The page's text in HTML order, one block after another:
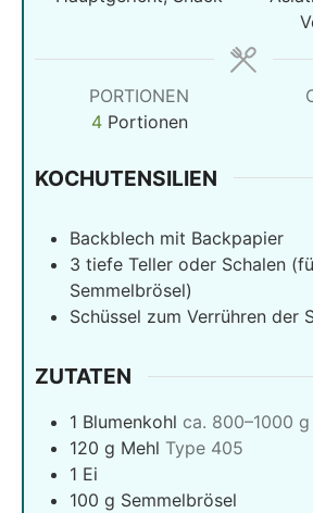
PORTIONEN
4 Portionen
KOCHUTENSILIEN
Backblech mit Backpapier
3 tiefe Teller oder Schalen
Semmelbrösel)
Schüssel zum Verrühren der
ZUTATEN
1 Blumenkohl ca. 800–1000 g
120 g Mehl Type 405
1 Ei
100 g Semmelbrösel